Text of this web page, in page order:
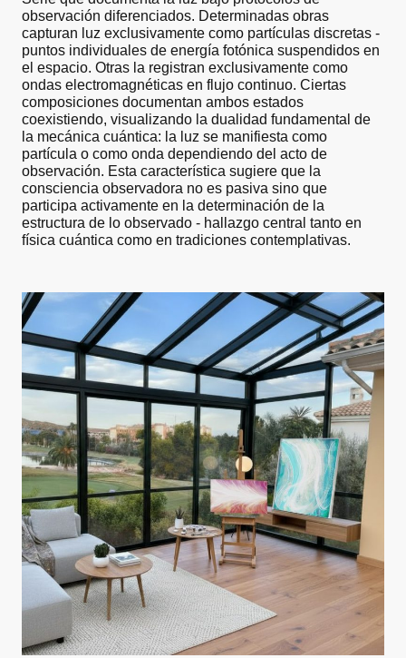
observación diferenciados. Determinadas obras
capturan luz exclusivamente como partículas discretas -
puntos individuales de energía fotónica suspendidos en
el espacio. Otras la registran exclusivamente como
ondas electromagnéticas en flujo continuo. Ciertas
composiciones documentan ambos estados
coexistiendo, visualizando la dualidad fundamental de
la mecánica cuántica: la luz se manifiesta como
partícula o como onda dependiendo del acto de
observación. Esta característica sugiere que la
consciencia observadora no es pasiva sino que
participa activamente en la determinación de la
estructura de lo observado - hallazgo central tanto en
física cuántica como en tradiciones contemplativas.